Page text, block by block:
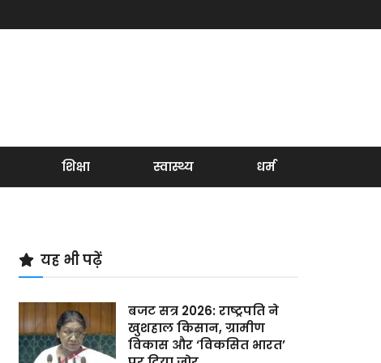
शिक्षा स्वास्थ्य धर्म
यह भी पढ़ें
बजट सत्र 2026: राष्ट्रपति ने
खुशहाल किसान, ग्रामीण
विकास और ‘विकसित भारत’